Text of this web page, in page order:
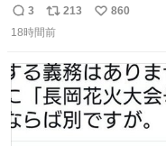
ック・ホームズに「ワ
スタです！！！
返
信
3
リ
ポ
ト
数
213
い
数
860
18時間前